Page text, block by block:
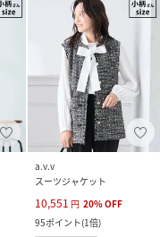
a.v.v
スーツジャケット
10,551 円 20%OFF
95ポイント(1倍)